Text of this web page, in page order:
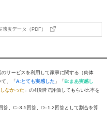
度データ（PDF）
サービスを利用して家事に関する（肉体
て、「A:とても実感した 」「B:まあ実感し
なかった 」の4段階で評価してもらい比率を
、C=3-5回答、D=1-2回答として割合を算